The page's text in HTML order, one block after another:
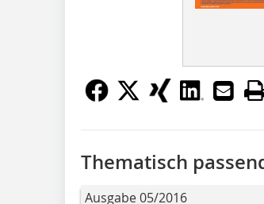
Thematisch
Ausgabe 05/2016